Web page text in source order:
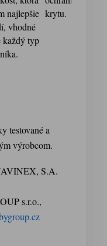
najlepšie
vhodné
každý typ
krytu.
testované a
výrobcom.
S.A.
s.r.o.,